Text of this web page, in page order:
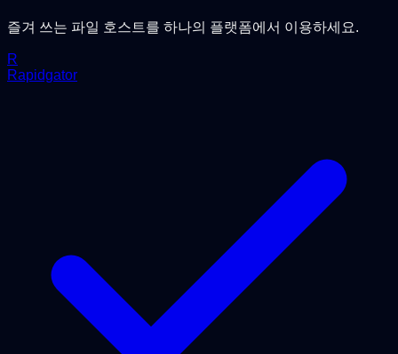
즐겨 쓰는 파일 호스트를 하나의 플랫폼에서 이용하세요.
R
Rapidgator